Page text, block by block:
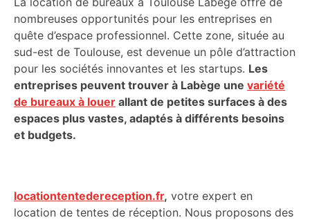
nombreuses opportunités pour les entreprises en
quête d’espace professionnel. Cette zone, située au
sud-est de Toulouse, est devenue un pôle d’attraction
pour les sociétés innovantes et les startups. Les
entreprises peuvent trouver à Labège une variété
de bureaux à louer allant de petites surfaces à des
espaces plus vastes, adaptés à différents besoins
et budgets.
locationtentedereception.fr, votre expert en
location de tentes de réception. Nous proposons des